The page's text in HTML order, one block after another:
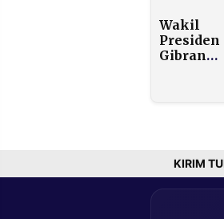
Tim SAR
Temukan
Serpihan
Wakil
Presiden
Gibran
Tahun
KIRIM